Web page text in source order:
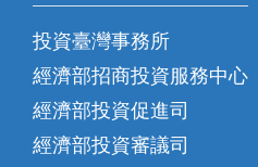
投資臺灣事務所
經濟部招商投資服務中心
經濟部投資促進司
經濟部投資審議司